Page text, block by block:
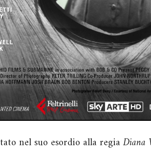
nel suo esordio alla regiaDiana